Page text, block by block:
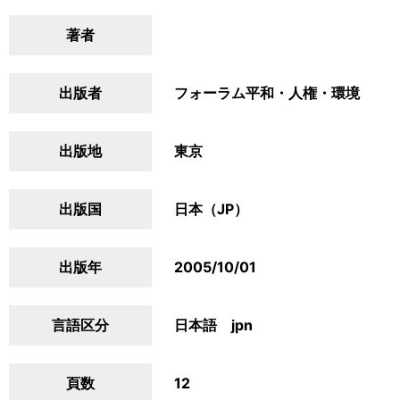
著者
出版者 フォーラム平和・人権・環境
出版地 東京
出版国 日本（JP）
出版年 2005/10/01
言語区分 日本語 jpn
頁数 12